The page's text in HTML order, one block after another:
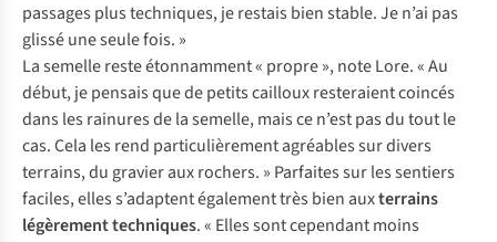
passages plus techniques, je restais bien stable. Je n’ai pas
glissé une seule fois. »
La semelle reste étonnamment « propre », note Lore. « Au
début, je pensais que de petits cailloux resteraient coincés
dans les rainures de la semelle, mais ce n’est pas du tout le
cas. Cela les rend particulièrement agréables sur divers
terrains, du gravier aux rochers. » Parfaites sur les sentiers
faciles, elles s’adaptent également très bien auxterrains
légèrement techniques. « Elles sont cependant moins